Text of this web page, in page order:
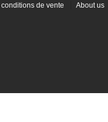
conditions de vente About us